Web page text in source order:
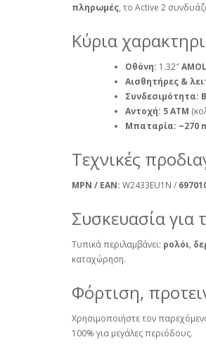
πληρωμές, το Active 2
Κύρια
Οθόνη: 1.32″
Αισθητήρες &
Συνδεσιμότητα:
Αντοχή: 5 ATM
Μπαταρία: ~270
Τεχνικές
MPN / EAN: W2433EU1N /
Συσκευασία για
Τυπικά περιλαμβάνει: ρολόι,
καταχώρηση.
Φόρτιση,
Χρησιμοποιήστε τον
100% για μεγάλες περιόδους.